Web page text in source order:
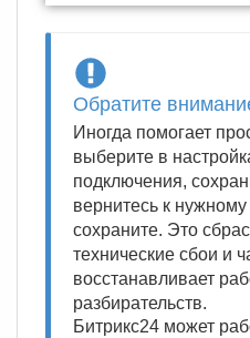
Обратите
Иногда помогает
выберите в
подключения,
вернитесь к
сохраните. Это
технические сбои и
восстанавливает
разбирательств.
Битрикс24 может